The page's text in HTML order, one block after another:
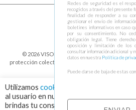
© 2026 VISOR FALL ARREST NETS Redes
protección colectiva ⁃
Política de cookies y
envío⁃ Design by
Utilizamos cookies
al usuario en nuestra web. Haciendo
brindas tu consentimiento para el uso de
Redes de seguridad es el
recogidos a través del presente
finalidad de responder a su
gestionar el envío de
boletines informativos en caso
por su consentimiento. No
obligación legal. Tiene
oposición y limitación de los
consultar información adicional y
datos en nuestra Política de
Puede darse de baja de estas